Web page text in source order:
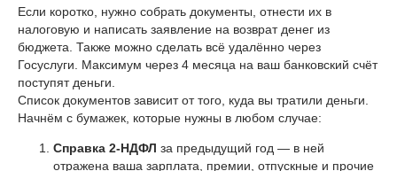
Если коротко, нужно собрать документы, отнести их в
налоговую и написать заявление на возврат денег из
бюджета. Также можно сделать всё удалённо через
Госуслуги. Максимум через 4 месяца на ваш банковский счёт
поступят деньги.
Список документов зависит от того, куда вы тратили деньги.
Начнём с бумажек, которые нужны в любом случае:
Справка 2-НДФЛ за предыдущий год — в ней
отражена ваша зарплата, премии, отпускные и прочие